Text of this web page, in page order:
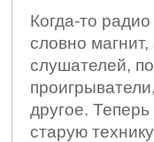
Когда-то
словно
слушателей,
другое.
старую